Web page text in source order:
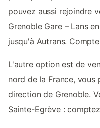
pouvez aussi rejoindre
Grenoble Gare – Lans
jusqu'à Autrans.
L'autre option est de
nord de la France,
direction de Grenoble.
Sainte-Egrève :